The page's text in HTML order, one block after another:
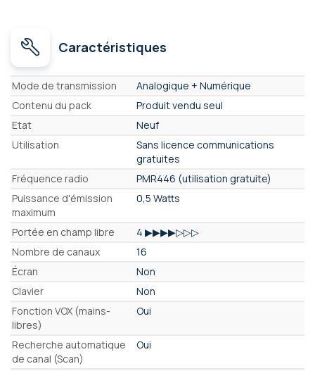
Caractéristiques
Caractéristiques
Mode de transmission
Analogique + Numérique
Contenu du pack
Produit vendu seul
Etat
Neuf
Utilisation
Sans licence communications
gratuites
Fréquence radio
PMR446 (utilisation gratuite)
Puissance d'émission
maximum
0,5 Watts
Portée en champ libre
4 ▶▶▶▶▷▷▷
Nombre de canaux
16
Écran
Non
Clavier
Non
Fonction VOX (mains-
libres)
Oui
Recherche automatique
de canal (Scan)
Oui